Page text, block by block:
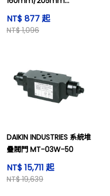
EA546YK-1
NT$ 877 起
NT$ 1,096
DAIKIN INDUSTRIES 系統堆
疊閥門 MT-03W-50
NT$ 15,711 起
NT$ 19,639